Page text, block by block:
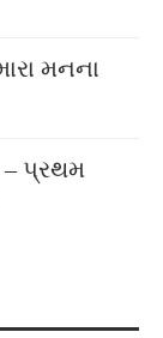
મનના
– પ્રથમ